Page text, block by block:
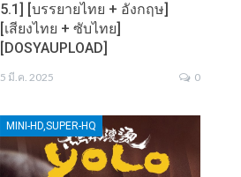
5.1] [บรรยายไทย + อังกฤษ]
[เสียงไทย + ซับไทย]
[DOSYAUPLOAD]
5 มี.ค. 2025 0
MINI-HD,SUPER-HQ